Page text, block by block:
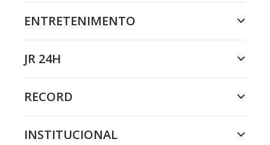
ENTRETENIMENTO
JR 24H
RECORD
INSTITUCIONAL